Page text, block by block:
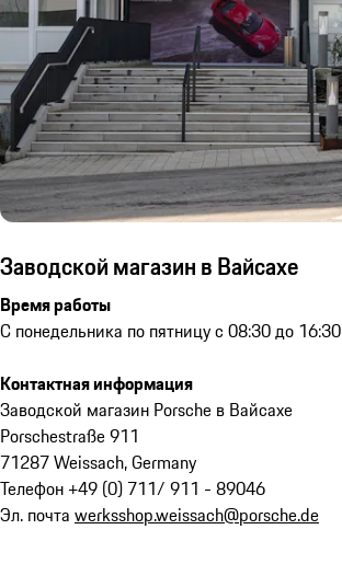
Заводской магазин в Вайсахе
Время работы
С понедельника по пятницу с 08:30 до 16:30
Контактная информация
Заводской магазин Porsche в Вайсахе
Porschestraße 911
71287 Weissach, Germany
Телефон +49 (0) 711/ 911 - 89046
Эл. почта werksshop.weissach@porsche.de